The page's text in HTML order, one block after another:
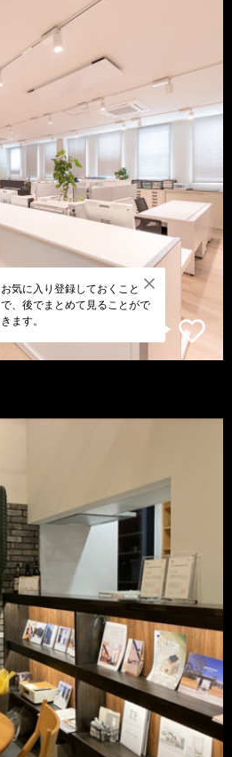
お気に入り登録しておくこと
で、後でまとめて見ることがで
きます。